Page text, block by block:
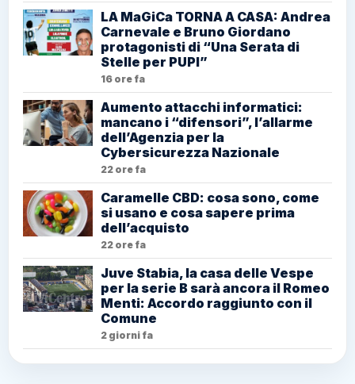
LA MaGiCa TORNA A CASA: Andrea
Carnevale e Bruno Giordano
protagonisti di “Una Serata di
Stelle per PUPI”
16 ore fa
Aumento attacchi informatici:
mancano i “difensori”, l’allarme
dell’Agenzia per la
Cybersicurezza Nazionale
22 ore fa
Caramelle CBD: cosa sono, come
si usano e cosa sapere prima
dell’acquisto
22 ore fa
Juve Stabia, la casa delle Vespe
per la serie B sarà ancora il Romeo
Menti: Accordo raggiunto con il
Comune
2 giorni fa